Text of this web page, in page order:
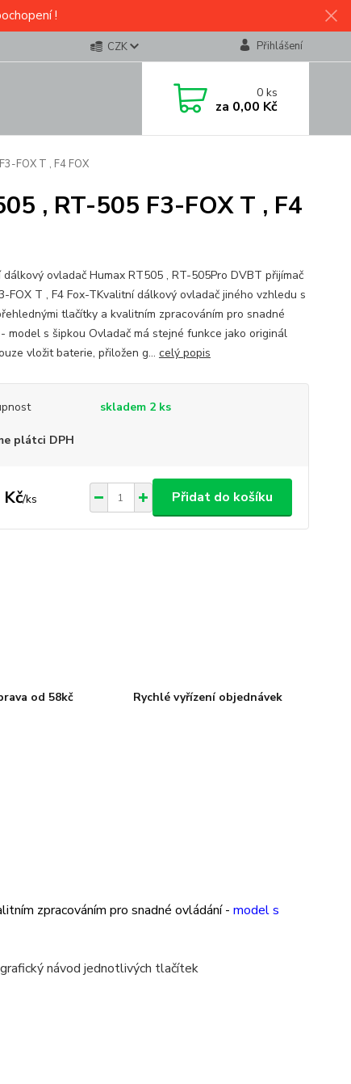
!
CZK Přihlášení
0ks
za 0,00 Kč
FOX T , F4 FOX
, RT-505 F3-FOX T , F4
dálkový ovladač Humax RT505 , RT-505Pro DVBT přijímač
FOX T , F4 Fox-TKvalitní dálkový ovladač jiného vzhledu s
tlačítky a kvalitním zpracováním pro snadné
model s šipkou Ovladač má stejné funkce jako originál
vložit baterie, přiložen g... celý popis
skladem 2 ks
plátci DPH
/ks Přidat do košíku
od 58kč Rychlé vyřízení objednávek
zpracováním pro snadné ovládání - model s
návod jednotlivých tlačítek